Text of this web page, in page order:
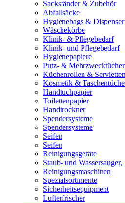
Sackständer & Zubehör
Abfallsäcke
Hygienebags & Dispenser
Wäschekörbe
Klinik- & Pflegebedarf
Klinik- und Pflegebedarf
Hygienepapiere
Putz- & Mehrzwecktücher
Küchenrollen & Servietten
Kosmetik &
Handtuchpapier
Toilettenpapier
Handtrockner
Spendersysteme
Spendersysteme
Seifen
Seifen
Reinigungsgeräte
Staub- und
Reinigungsmaschinen
Spezialsortimente
Sicherheitsequipment
Lufterfrischer